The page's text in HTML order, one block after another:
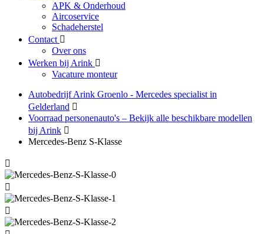
APK & Onderhoud
Aircoservice
Schadeherstel
Contact
Over ons
Werken bij Arink
Vacature monteur
Autobedrijf Arink Groenlo - Mercedes specialist in
Gelderland
Voorraad personenauto's – Bekijk alle beschikbare modellen
bij Arink
Mercedes-Benz S-Klasse